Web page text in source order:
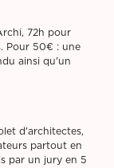
72h pour
Pour 50€ : une
ainsi qu'un
d'architectes,
partout en
par un jury en 5